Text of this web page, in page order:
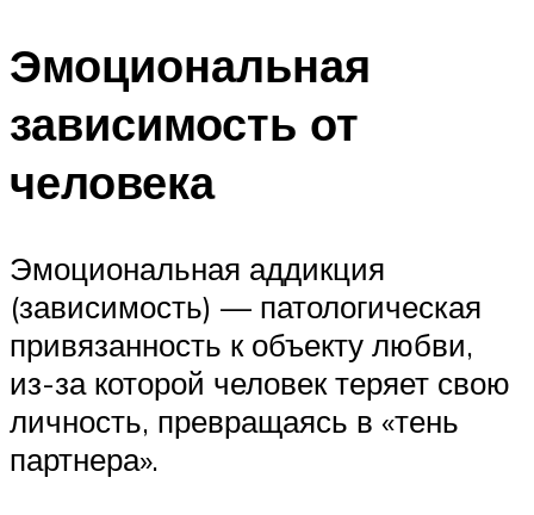
Эмоциональная
зависимость от
человека
Эмоциональная аддикция
(зависимость) — патологическая
привязанность к объекту любви,
из-за которой человек теряет свою
личность, превращаясь в «тень
партнера».